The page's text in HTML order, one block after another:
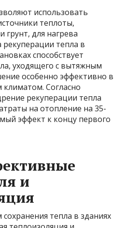
использовать
теплоты,
грунт, для нагрева
тепла в
способствует
уходящего с вытяжным
особенно эффективно в
климатом. Согласно
рекуперации тепла
на отопление на 35-
эффект к концу первого
и
тепла в зданиях